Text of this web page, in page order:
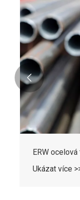
ERW ocelová
Ukázat více
